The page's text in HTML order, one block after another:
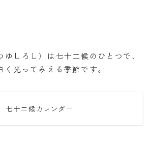
しろし）は七十二候のひとつで、
光ってみえる季節です。
七十二候カレンダー